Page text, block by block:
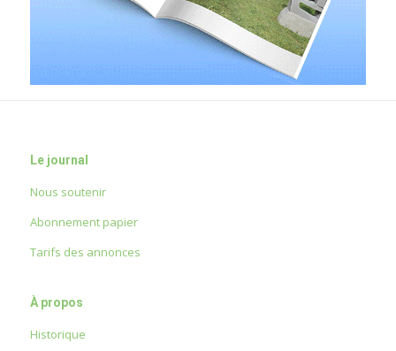
Le journal
Nous soutenir
Abonnement papier
Tarifs des annonces
À propos
Historique